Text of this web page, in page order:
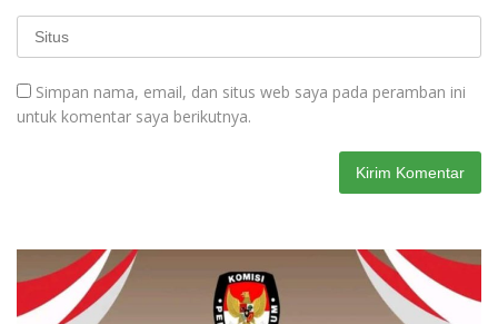
Simpan nama, email, dan situs web saya pada peramban ini
untuk komentar saya berikutnya.